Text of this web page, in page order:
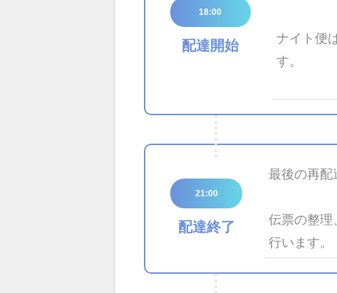
18:00
配達開始
ナイト便
す。
21:00
配達終了
最後の再配
伝票の整理
行います。